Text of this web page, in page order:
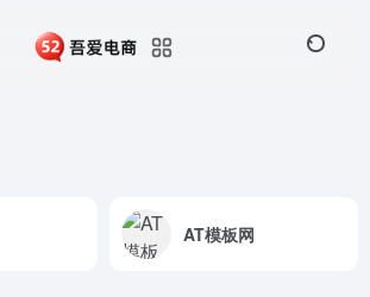
AT模板网